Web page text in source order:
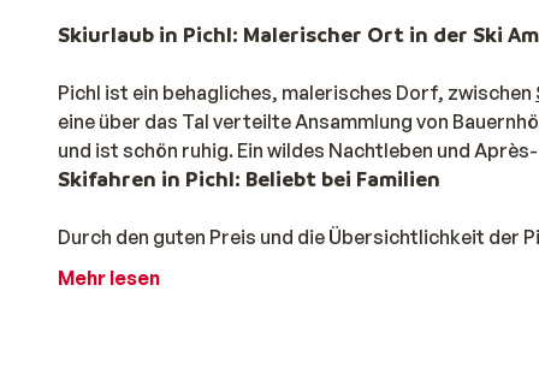
Skiurlaub in Pichl: Malerischer Ort in der Ski
Pichl ist ein behagliches, malerisches Dorf, zwischen
eine über das Tal verteilte Ansammlung von
und ist schön ruhig. Ein wildes Nachtleben und
Skifahren in Pichl: Beliebt bei Familien
Durch den guten Preis und die Übersichtlichkeit der
beliebt. Die überwiegend roten Pisten sind breit
Mehr lesen